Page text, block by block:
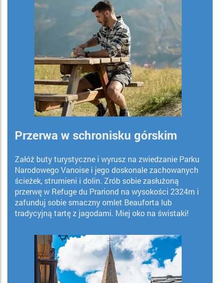
Przerwa w schronisku górskim
Załóż buty turystyczne i wyrusz na zwiedzanie Parku
Narodowego Vanoise i jego doskonale zachowanych
ścieżek, strumieni i dolin. Zrób sobie zasłużoną
przerwę w Refuge du Prariond na wysokości 2324m i
zafunduj sobie smaczny omlet Beauforta lub
tradycyjną tartę z jagodami. Miej oko na świstaki!